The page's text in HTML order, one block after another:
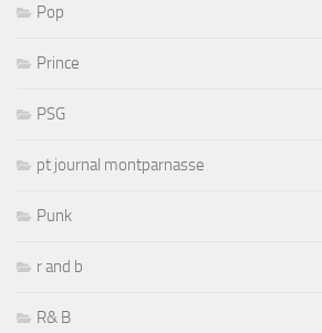
Pop
Prince
PSG
pt journal montparnasse
Punk
r and b
R& B